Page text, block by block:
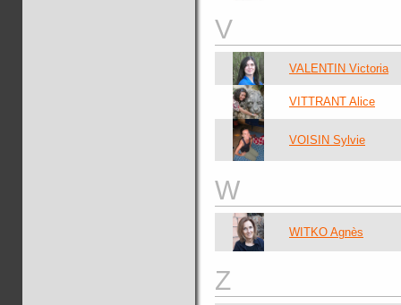
V
VALENTIN Victoria
VITTRANT Alice
VOISIN Sylvie
W
WITKO Agnès
Z